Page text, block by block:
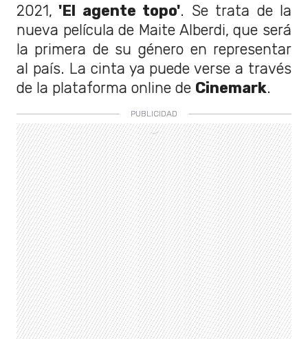
2021, 'El agente topo'. Se trata de la
nueva película de Maite Alberdi, que será
la primera de su género en representar
al país. La cinta ya puede verse a través
de la plataforma online de Cinemark.